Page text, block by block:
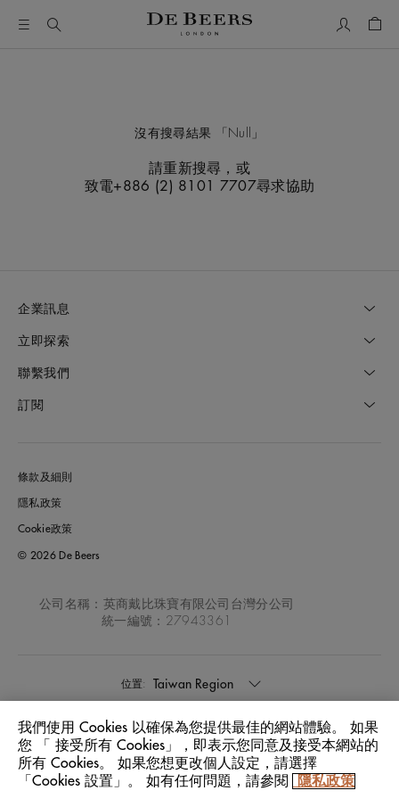
沒有搜尋結果 Null
請重新搜尋，或
致電+886 (2) 8101 7707尋求協助
企業訊息
立即探索
聯繫我們
訂閱
條款及細則
隱私政策
Cookie政策
© 2026 De Beers
公司名稱：英商戴比珠寶有限公司台灣分公司
統一編號：27943361
位置: Taiwan Region
語言: 中文
我們使用 Cookies 以確保為您提供最佳的網站體驗。 如果
您 「 接受所有 Cookies」，即表示您同意及接受本網站的
所有 Cookies。 如果您想更改個人設定，請選擇
「Cookies 設置」。 如有任何問題，請參閱
隱私政策